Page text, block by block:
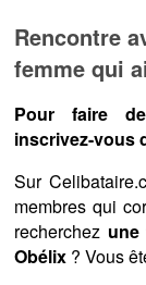
Rencontre
femme qui
Pour faire
inscrivez-vous
Sur
membres qui
recherchez une
Obélix ? Vous